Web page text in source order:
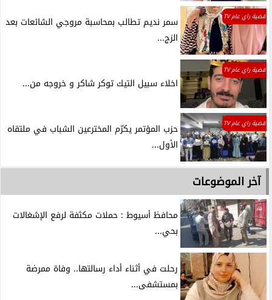
قضية راي عام TV
سمر نديم تطالب بمحاسبة مروجي الشائعات بعد
الزج...
قضية راي عام TV
اخلاء سبيل التيك توكر شاكر و خروجه من...
قضية راي عام TV
حزب المؤتمر يكرّم المخترعين الشباب في ملتقاه
الأول...
آخر الموضوعات
محافظ أسيوط : حملات مكثفة لرفع الإشغالات
بحي...
رحلت في أثناء أداء رسالتها.. وفاة ممرضة
بمستشفى...